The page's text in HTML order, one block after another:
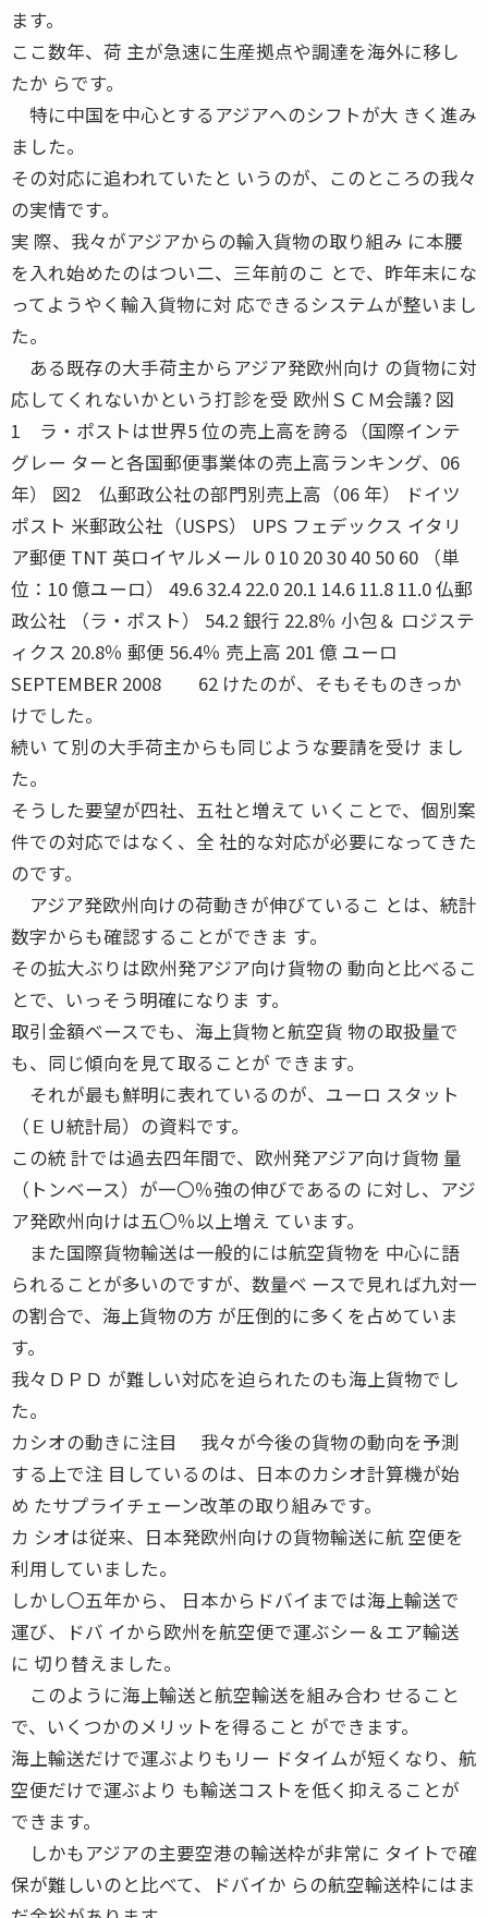
ます。
ここ数年、荷 主が急速に生産拠点や調達を海外に移し
たか らです。
特に中国を中心とするアジアへのシフトが大 きく進み
ました。
その対応に追われていたと いうのが、このところの我々
の実情です。
実 際、我々がアジアからの輸入貨物の取り組み に本腰
を入れ始めたのはつい二、三年前のこ とで、昨年末にな
ってようやく輸入貨物に対 応できるシステムが整いまし
た。
ある既存の大手荷主からアジア発欧州向け の貨物に対
応してくれないかという打診を受 欧州ＳＣＭ会議? 図
1 ラ・ポストは世界5 位の売上高を誇る（国際インテ
グレー ターと各国郵便事業体の売上高ランキング、06
年） 図2 仏郵政公社の部門別売上高（06 年） ドイツ
ポスト 米郵政公社（USPS） UPS フェデックス イタリ
ア郵便 TNT 英ロイヤルメール 0 10 20 30 40 50 60 （単
位：10 億ユーロ） 49.6 32.4 22.0 20.1 14.6 11.8 11.0 仏郵
政公社 （ラ・ポスト） 54.2 銀行 22.8％ 小包＆ ロジステ
ィクス 20.8％ 郵便 56.4％ 売上高 201 億 ユーロ
SEPTEMBER 2008 62 けたのが、そもそものきっか
けでした。
続い て別の大手荷主からも同じような要請を受け まし
た。
そうした要望が四社、五社と増えて いくことで、個別案
件での対応ではなく、全 社的な対応が必要になってきた
のです。
アジア発欧州向けの荷動きが伸びているこ とは、統計
数字からも確認することができま す。
その拡大ぶりは欧州発アジア向け貨物の 動向と比べるこ
とで、いっそう明確になりま す。
取引金額ベースでも、海上貨物と航空貨 物の取扱量で
も、同じ傾向を見て取ることが できます。
それが最も鮮明に表れているのが、ユーロ スタット
（ＥＵ統計局）の資料です。
この統 計では過去四年間で、欧州発アジア向け貨物 量
（トンベース）が一〇％強の伸びであるの に対し、アジ
ア発欧州向けは五〇％以上増え ています。
また国際貨物輸送は一般的には航空貨物を 中心に語
られることが多いのですが、数量ベ ースで見れば九対一
の割合で、海上貨物の方 が圧倒的に多くを占めていま
す。
我々ＤＰＤ が難しい対応を迫られたのも海上貨物でし
た。
カシオの動きに注目 我々が今後の貨物の動向を予測
する上で注 目しているのは、日本のカシオ計算機が始
め たサプライチェーン改革の取り組みです。
カ シオは従来、日本発欧州向けの貨物輸送に航 空便を
利用していました。
しかし〇五年から、 日本からドバイまでは海上輸送で
運び、ドバ イから欧州を航空便で運ぶシー＆エア輸送
に 切り替えました。
このように海上輸送と航空輸送を組み合わ せること
で、いくつかのメリットを得ること ができます。
海上輸送だけで運ぶよりもリー ドタイムが短くなり、航
空便だけで運ぶより も輸送コストを低く抑えることが
できます。
しかもアジアの主要空港の輸送枠が非常に タイトで確
保が難しいのと比べて、ドバイか らの航空輸送枠にはま